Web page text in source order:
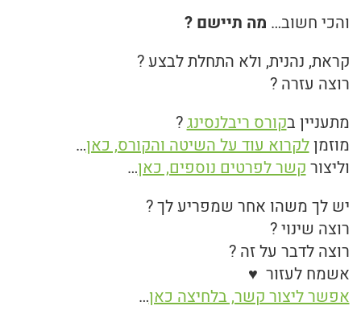
והכי חשוב… מה תיישם ?
קראת, נהנית, ולא התחלת לבצע ?
רוצה עזרה ?
מתעניין בקורס ריבלנסינג?
מוזמןלקרוא עוד על השיטה והקורס, כאן…
וליצורקשר לפרטים נוספים, כאן…
יש לך משהו אחר שמפריע לך ?
רוצה שינוי ?
רוצה לדבר על זה ?
אשמח לעזור ♥
אפשר ליצור קשר, בלחיצה כאן…